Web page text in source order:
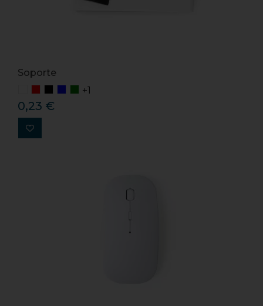
Soporte
+1
0,23 €